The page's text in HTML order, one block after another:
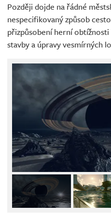
Později dojde na řádné
nespecifikovaný způsob
přizpůsobení herní
stavby a úpravy vesmírných